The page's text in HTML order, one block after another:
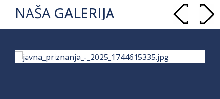
NAŠA GALERIJA